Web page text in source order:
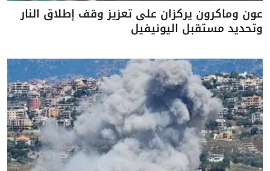
عون وماكرون يركزان على تعزيز وقف إطلاق النار
وتحديد مستقبل اليونيفيل